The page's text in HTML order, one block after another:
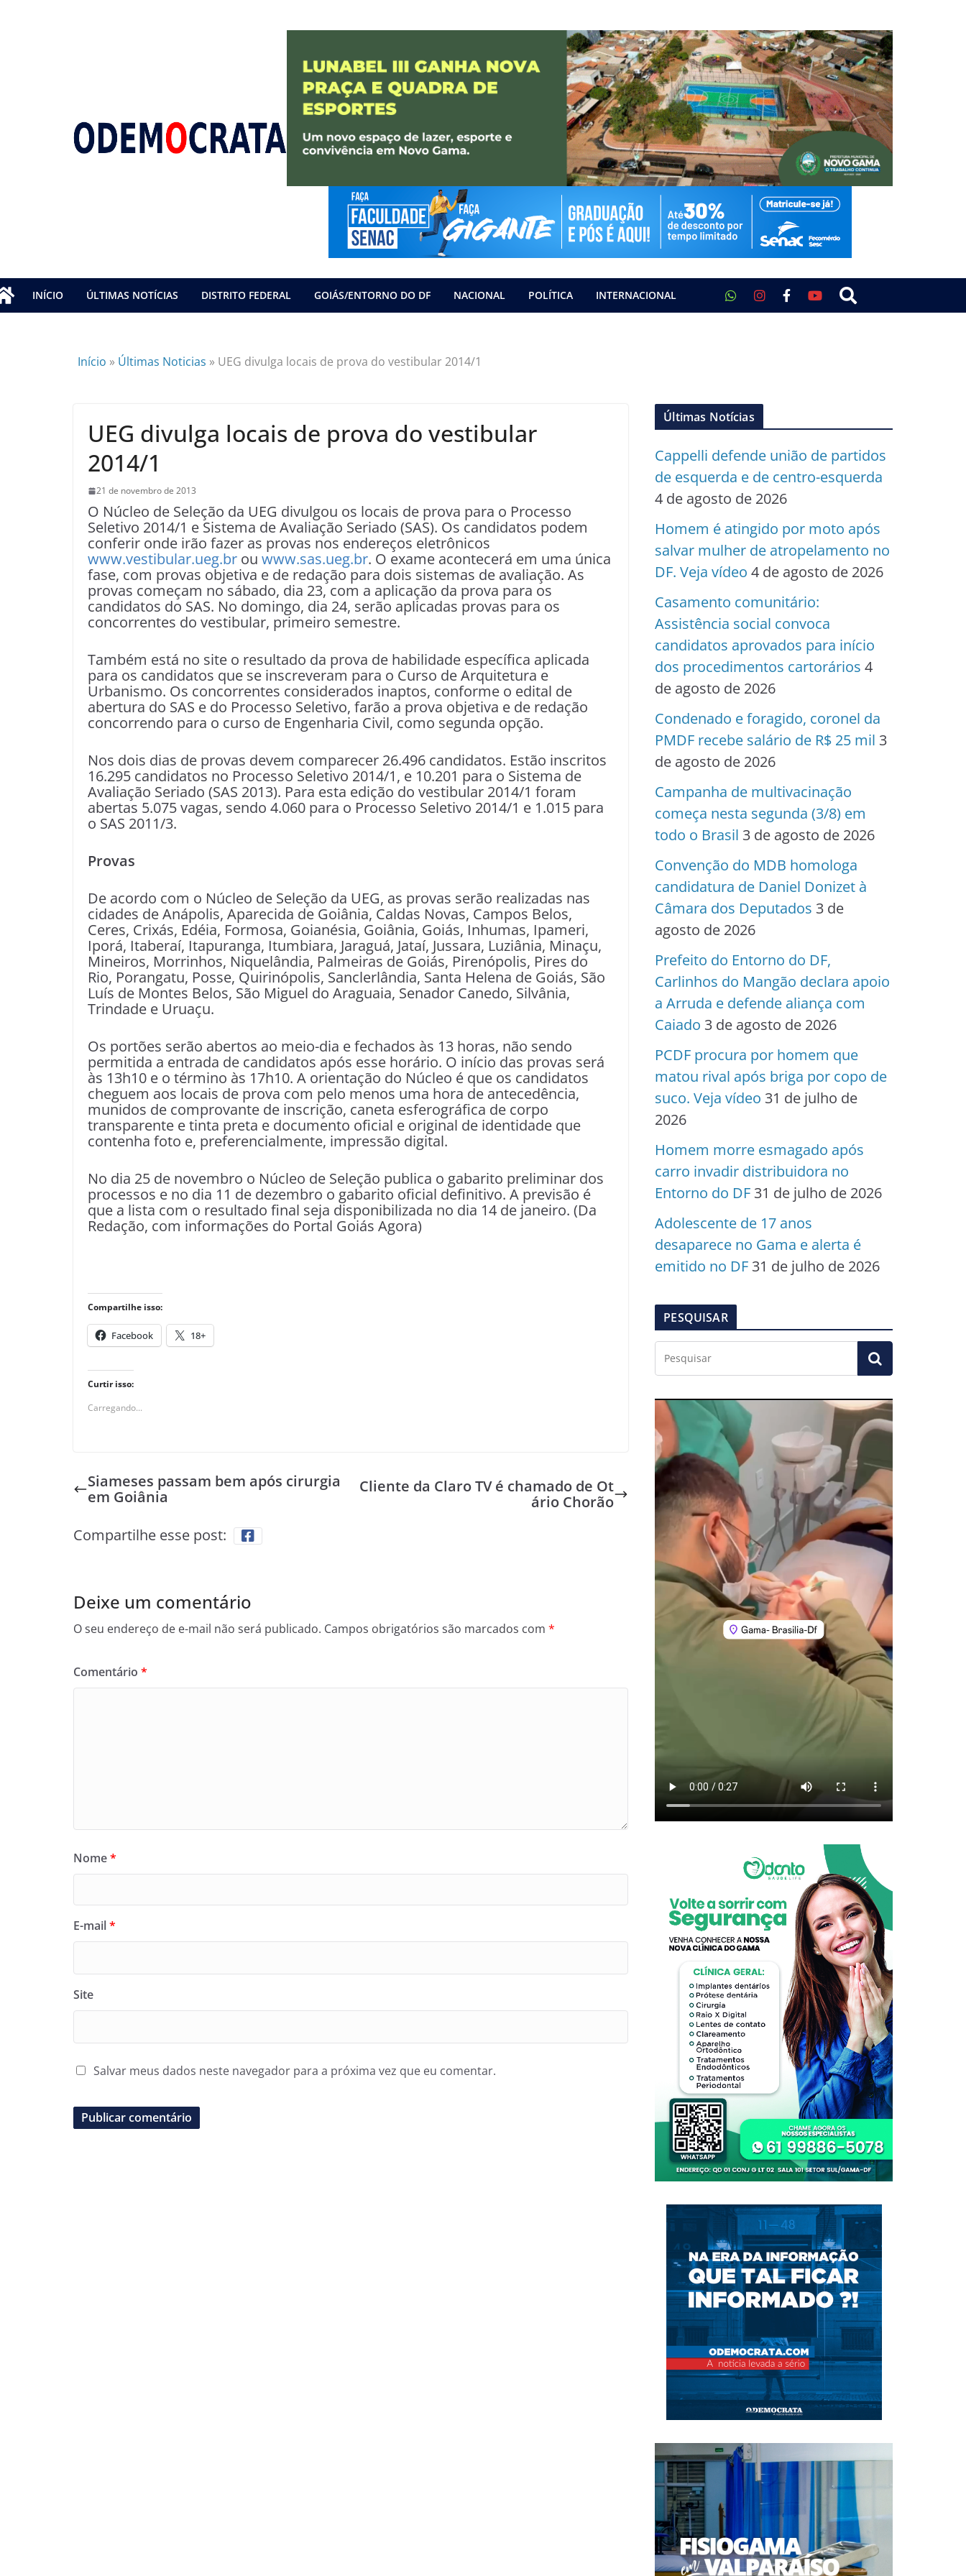
INÍCIO ÚLTIMAS NOTÍCIAS DISTRITO FEDERAL GOIÁS/ENTORNO DO DF NACIONAL POLÍTICA INTERNACIONAL
Início » Últimas Noticias » UEG divulga locais de prova do vestibular 2014/1
UEG divulga locais de prova do vestibular
2014/1
21 de novembro de 2013
O Núcleo de Seleção da UEG divulgou os locais de prova para o Processo
Seletivo 2014/1 e Sistema de Avaliação Seriado (SAS). Os candidatos podem
conferir onde irão fazer as provas nos endereços eletrônicos
www.vestibular.ueg.br ou www.sas.ueg.br. O exame acontecerá em uma única
fase, com provas objetiva e de redação para dois sistemas de avaliação. As
provas começam no sábado, dia 23, com a aplicação da prova para os
candidatos do SAS. No domingo, dia 24, serão aplicadas provas para os
concorrentes do vestibular, primeiro semestre.
Também está no site o resultado da prova de habilidade específica aplicada
para os candidatos que se inscreveram para o Curso de Arquitetura e
Urbanismo. Os concorrentes considerados inaptos, conforme o edital de
abertura do SAS e do Processo Seletivo, farão a prova objetiva e de redação
concorrendo para o curso de Engenharia Civil, como segunda opção.
Nos dois dias de provas devem comparecer 26.496 candidatos. Estão inscritos
16.295 candidatos no Processo Seletivo 2014/1, e 10.201 para o Sistema de
Avaliação Seriado (SAS 2013). Para esta edição do vestibular 2014/1 foram
abertas 5.075 vagas, sendo 4.060 para o Processo Seletivo 2014/1 e 1.015 para
o SAS 2011/3.
Provas
De acordo com o Núcleo de Seleção da UEG, as provas serão realizadas nas
cidades de Anápolis, Aparecida de Goiânia, Caldas Novas, Campos Belos,
Ceres, Crixás, Edéia, Formosa, Goianésia, Goiânia, Goiás, Inhumas, Ipameri,
Iporá, Itaberaí, Itapuranga, Itumbiara, Jaraguá, Jataí, Jussara, Luziânia, Minaçu,
Mineiros, Morrinhos, Niquelândia, Palmeiras de Goiás, Pirenópolis, Pires do
Rio, Porangatu, Posse, Quirinópolis, Sanclerlândia, Santa Helena de Goiás, São
Luís de Montes Belos, São Miguel do Araguaia, Senador Canedo, Silvânia,
Trindade e Uruaçu.
Os portões serão abertos ao meio-dia e fechados às 13 horas, não sendo
permitida a entrada de candidatos após esse horário. O início das provas será
às 13h10 e o término às 17h10. A orientação do Núcleo é que os candidatos
cheguem aos locais de prova com pelo menos uma hora de antecedência,
munidos de comprovante de inscrição, caneta esferográfica de corpo
transparente e tinta preta e documento oficial e original de identidade que
contenha foto e, preferencialmente, impressão digital.
No dia 25 de novembro o Núcleo de Seleção publica o gabarito preliminar dos
processos e no dia 11 de dezembro o gabarito oficial definitivo. A previsão é
que a lista com o resultado final seja disponibilizada no dia 14 de janeiro. (Da
Redação, com informações do Portal Goiás Agora)
Compartilhe isso:
Facebook 18+
Curtir isso:
Carregando...
Siameses passam bem após cirurgia
em Goiânia
Cliente da Claro TV é chamado de Ot
ário Chorão
Compartilhe esse post:
Deixe um comentário
O seu endereço de e-mail não será publicado. Campos obrigatórios são marcados com *
Comentário *
Nome*
E-mail*
Site
Salvar meus dados neste navegador para a próxima vez que eu comentar.
Últimas Notícias
Cappelli defende união de partidos
de esquerda e de centro-esquerda
4 de agosto de 2026
Homem é atingido por moto após
salvar mulher de atropelamento no
DF. Veja vídeo 4 de agosto de 2026
Casamento comunitário:
Assistência social convoca
candidatos aprovados para início
dos procedimentos cartorários 4
de agosto de 2026
Condenado e foragido, coronel da
PMDF recebe salário de R$ 25 mil 3
de agosto de 2026
Campanha de multivacinação
começa nesta segunda (3/8) em
todo o Brasil 3 de agosto de 2026
Convenção do MDB homologa
candidatura de Daniel Donizet à
Câmara dos Deputados 3 de
agosto de 2026
Prefeito do Entorno do DF,
Carlinhos do Mangão declara apoio
a Arruda e defende aliança com
Caiado 3 de agosto de 2026
PCDF procura por homem que
matou rival após briga por copo de
suco. Veja vídeo 31 de julho de
2026
Homem morre esmagado após
carro invadir distribuidora no
Entorno do DF 31 de julho de 2026
Adolescente de 17 anos
desaparece no Gama e alerta é
emitido no DF 31 de julho de 2026
PESQUISAR